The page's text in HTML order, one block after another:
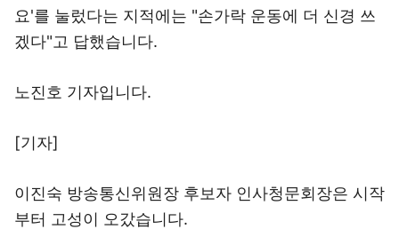
요'를 눌렀다는 지적에는 "손가락 운동에 더 신경 쓰
겠다"고 답했습니다.
노진호 기자입니다.
[기자]
이진숙 방송통신위원장 후보자 인사청문회장은 시작
부터 고성이 오갔습니다.